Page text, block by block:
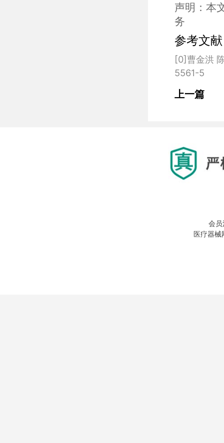
声明：本
务
参考文
[0]曹金洪
上一篇
会
医疗器